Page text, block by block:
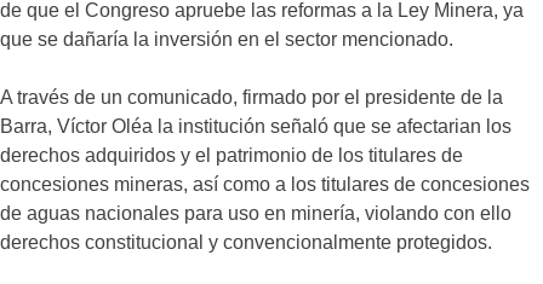
de que el Congreso apruebe las reformas a la Ley Minera, ya
que se dañaría la inversión en el sector mencionado.
A través de un comunicado, firmado por el presidente de la
Barra, Víctor Oléa la institución señaló que se afectarian los
derechos adquiridos y el patrimonio de los titulares de
concesiones mineras, así como a los titulares de concesiones
de aguas nacionales para uso en minería, violando con ello
derechos constitucional y convencionalmente protegidos.